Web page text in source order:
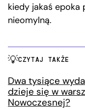
kiedy jakaś epoka
nieomylną.
CZYTAJ TAKŻE
Dwa tysiące
dzieje się w
Nowoczesnej?